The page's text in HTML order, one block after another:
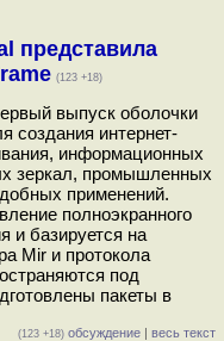
представила
(123 +18)
выпуск оболочки
создания интернет-
информационных
зеркал, промышленных
применений.
полноэкранного
и базируется на
Mir и протокола
под
пакеты в
(123 +18) обсуждение | весь текст